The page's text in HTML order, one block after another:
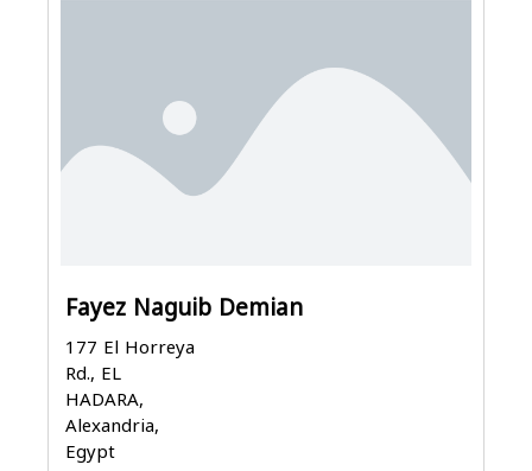
Fayez Naguib Demian
177 El Horreya
Rd., EL
HADARA,
Alexandria,
Egypt